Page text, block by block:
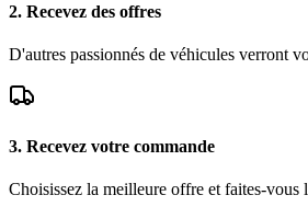
2. Recevez des offres
D'autres passionnés de véhicules verront
3. Recevez votre commande
Choisissez la meilleure offre et faites-